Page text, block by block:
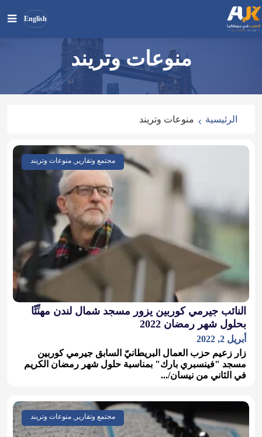
English
منوعات وتريند
الرئيسية منوعات وتريند
مجتمع وتقارير, منوعات وتريند
النائب جيرمي كوربين يزور مسجد شمال لندن مهنِّئًا
بحلول شهر رمضان 2022
أبريل 2, 2022
زار زعيم حزب العمال البريطانيّ السابق جيرمي كوربين
مسجد "فينسبري بارك" بمناسبة حلول شهر رمضان الكريم
في الثاني من نيسان/...
مجتمع وتقارير, منوعات وتريند